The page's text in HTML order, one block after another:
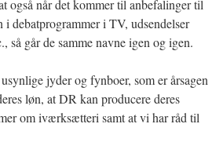
også når det kommer til anbefalinger til
debatprogrammer i TV, udsendelser
går de samme navne igen og igen.
jyder og fynboer, som er årsagen
løn, at DR kan producere deres
om iværksætteri samt at vi har råd til